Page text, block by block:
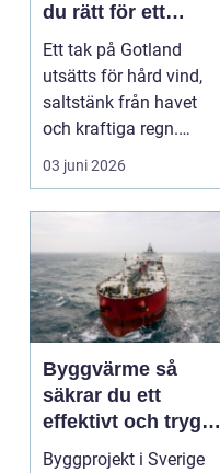
du rätt för ett
hållbart tak
Ett tak på Gotland
utsätts för hård vind,
saltstänk från havet
och kraftiga regn.
Taket behöver vara...
03 juni 2026
Byggvärme så
säkrar du ett
effektivt och tryggt
klimat på
Byggprojekt i Sverige